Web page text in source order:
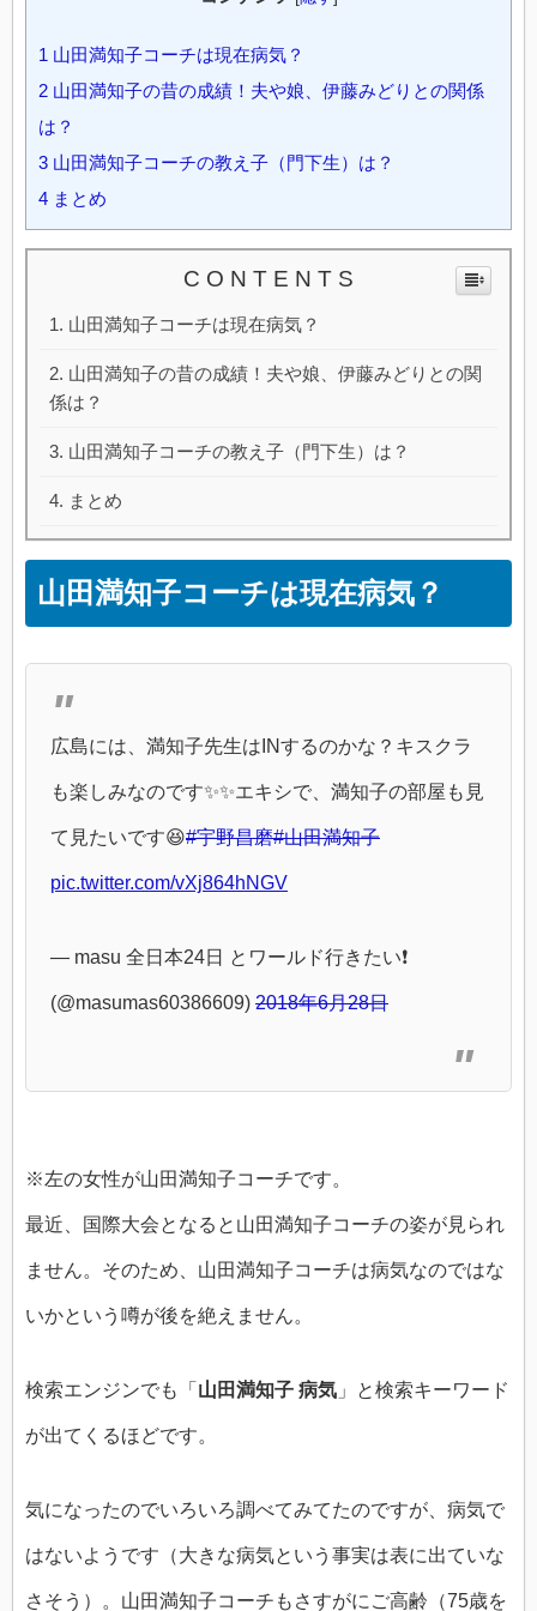
1 山田満知子コーチは現在病気？
2 山田満知子の昔の成績！夫や娘、伊藤みどりとの関係
は？
3 山田満知子コーチの教え子（門下生）は？
4 まとめ
C O N T E N T S
山田満知子コーチは現在病気？
山田満知子の昔の成績！夫や娘、伊藤みどりとの関
係は？
山田満知子コーチの教え子（門下生）は？
まとめ
山田満知子コーチは現在病気？
広島には、満知子先生はINするのかな？キスクラ
も楽しみなのです✨✨エキシで、満知子の部屋も見
て見たいです😆#宇野昌磨#山田満知子
pic.twitter.com/vXj864hNGV
— masu 全日本24日 とワールド行きたい❗️
(@masumas60386609) 2018年6月28日
※左の女性が山田満知子コーチです。
最近、国際大会となると山田満知子コーチの姿が見られ
ません。そのため、山田満知子コーチは病気なのではな
いかという噂が後を絶えません。
検索エンジンでも「 山田満知子 病気 」と検索キーワード
が出てくるほどです。
気になったのでいろいろ調べてみてたのですが、病気で
はないようです（大きな病気という事実は表に出ていな
さそう）。山田満知子コーチもさすがにご高齢（75歳を